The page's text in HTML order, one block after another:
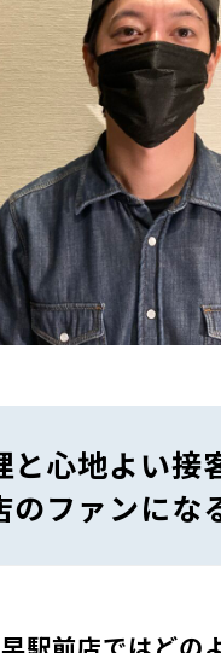
と心地よい接
のファンにな